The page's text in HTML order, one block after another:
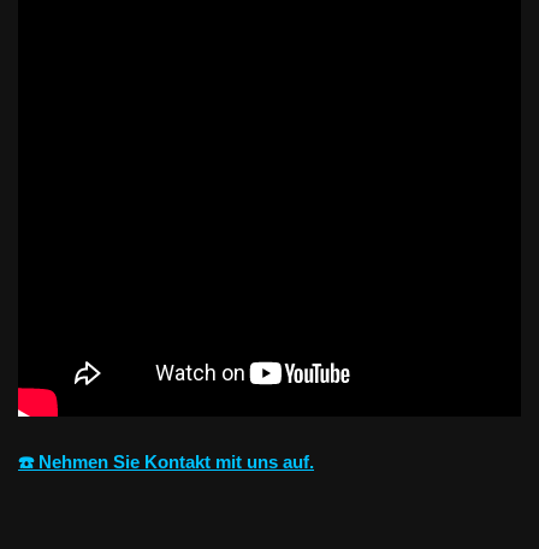
☎️ Nehmen Sie Kontakt mit uns auf.